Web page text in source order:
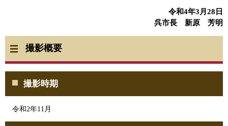
令和4年3月28日
呉市長 新原 芳明
撮影概要
撮影時期
令和2年11月